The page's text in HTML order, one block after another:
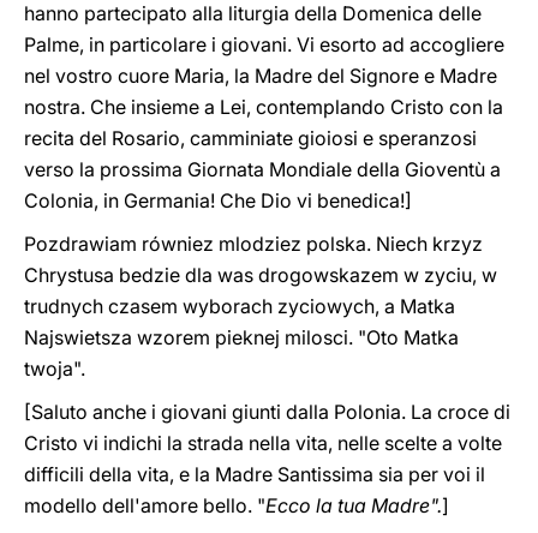
hanno partecipato alla liturgia della Domenica delle
Palme, in particolare i giovani. Vi esorto ad accogliere
nel vostro cuore Maria, la Madre del Signore e Madre
nostra. Che insieme a Lei, contemplando Cristo con la
recita del Rosario, camminiate gioiosi e speranzosi
verso la prossima Giornata Mondiale della Gioventù a
Colonia, in Germania! Che Dio vi benedica!]
Pozdrawiam równiez mlodziez polska. Niech krzyz
Chrystusa bedzie dla was drogowskazem w zyciu, w
trudnych czasem wyborach zyciowych, a Matka
Najswietsza wzorem pieknej milosci. "Oto Matka
twoja".
[Saluto anche i giovani giunti dalla Polonia. La croce di
Cristo vi indichi la strada nella vita, nelle scelte a volte
difficili della vita, e la Madre Santissima sia per voi il
modello dell'amore bello. "Ecco la tua Madre".]